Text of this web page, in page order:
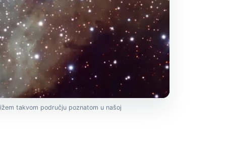
takvom području poznatom u našoj